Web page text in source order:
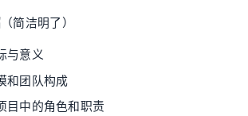
（简洁明了）
与意义
和团队构成
目中的角色和职责